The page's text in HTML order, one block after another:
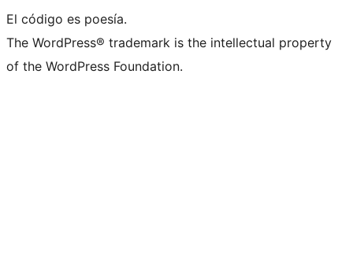
El código es poesía.
The WordPress® trademark is the intellectual property
of the WordPress Foundation.